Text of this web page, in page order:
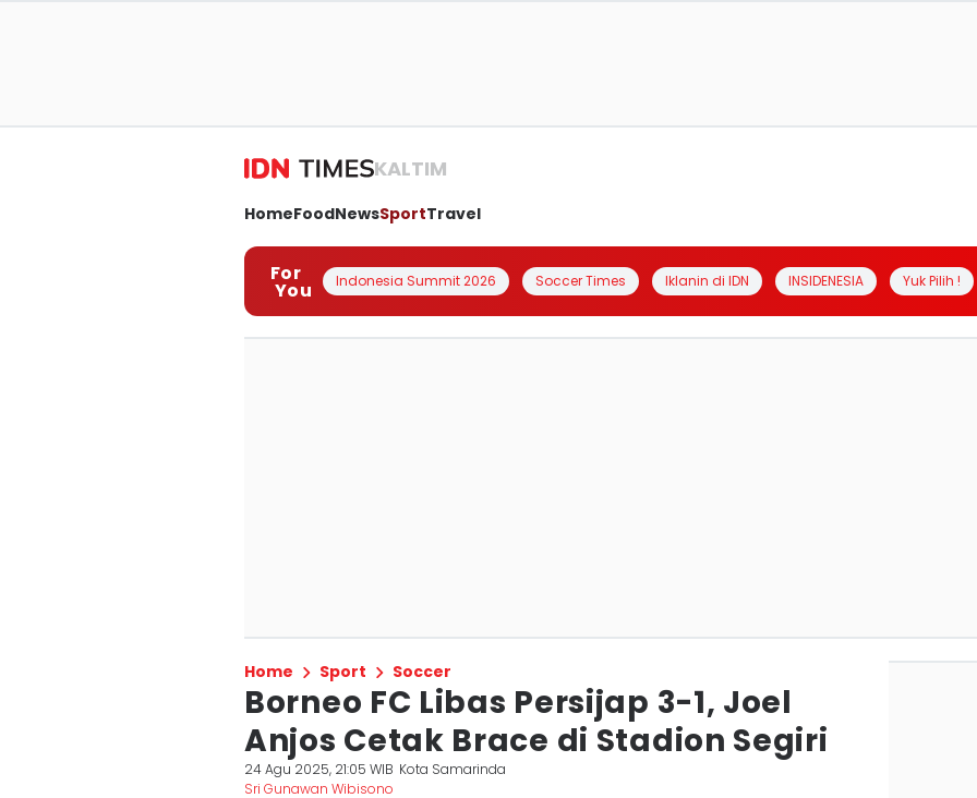
KALTIM
HomeFoodNewsSportTravel
For
You Indonesia Summit 2026 Soccer Times Iklanin di IDN INSIDENESIA Yuk Pilih !
Home Sport Soccer
Borneo FC Libas Persijap 3-1, Joel
Anjos Cetak Brace di Stadion Segiri
24 Agu 2025, 21:05 WIB Kota Samarinda
Sri Gunawan Wibisono